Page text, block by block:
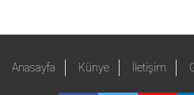
Anasayfa Künye İletişim